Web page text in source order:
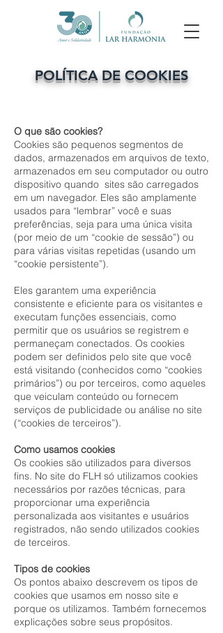
POLÍTICA DE COOKIES
O que são cookies?
Cookies são pequenos segmentos de
dados, armazenados em arquivos de texto,
armazenados em seu computador ou outro
dispositivo quando sites são carregados
em um navegador. Eles são amplamente
usados para “lembrar” você e suas
preferências, seja para uma única visita
(por meio de um “cookie de sessão”) ou
para várias visitas repetidas (usando um
“cookie persistente”).
Eles garantem uma experiência
consistente e eficiente para os visitantes e
executam funções essenciais, como
permitir que os usuários se registrem e
permaneçam conectados. Os cookies
podem ser definidos pelo site que você
está visitando (conhecidos como “cookies
primários”) ou por terceiros, como aqueles
que veiculam conteúdo ou fornecem
serviços de publicidade ou análise no site
(“cookies de terceiros”).
Como usamos cookies
Os cookies são utilizados para diversos
fins. No site do FLH só utilizamos cookies
necessários por razões técnicas, para
proporcionar uma experiência
personalizada aos visitantes e usuários
registrados, não sendo utilizados cookies
de terceiros.
Tipos de cookies
Os pontos abaixo descrevem os tipos de
cookies que usamos em nosso site e
porque os utilizamos. Também fornecemos
explicações sobre seus propósitos.